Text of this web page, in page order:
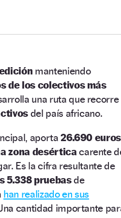
manteniendo
de los colectivos más
una ruta que recorre
del país africano.
aporta26.690 euros
zona desérticacarente
Es la cifra resultante de
5.338 pruebasde
han realizado en sus
cantidad importante